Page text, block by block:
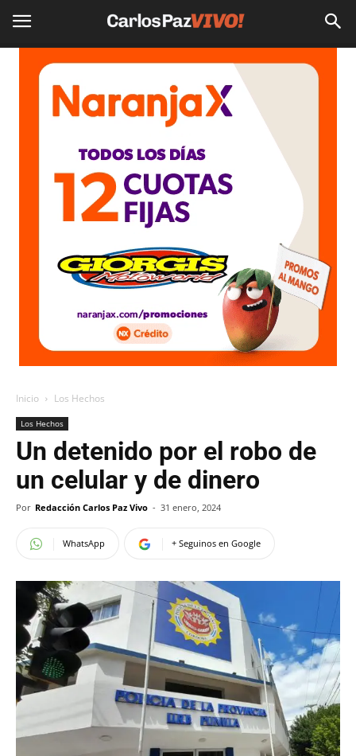
Inicio Los Hechos
Los Hechos
Un detenido por el robo de
un celular y de dinero
Por Redacción Carlos Paz Vivo - 31 enero, 2024
WhatsApp + Seguinos en Google